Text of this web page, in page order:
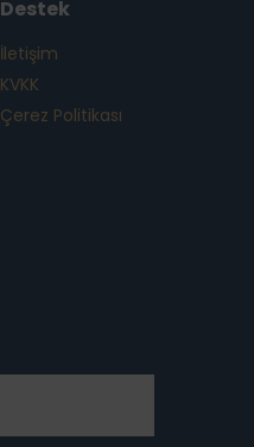
Destek
İletişim
KVKK
Çerez Politikası